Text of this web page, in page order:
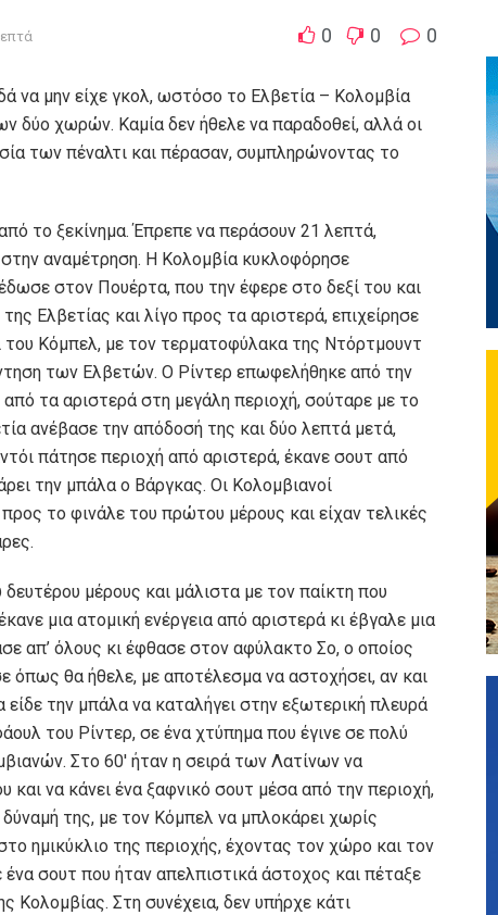
0 0 0
να μην είχε γκολ, ωστόσο το Ελβετία – Κολομβία
δύο χωρών. Καμία δεν ήθελε να παραδοθεί, αλλά οι
των πέναλτι και πέρασαν, συμπληρώνοντας το
το ξεκίνημα. Έπρεπε να περάσουν 21 λεπτά,
στην αναμέτρηση. Η Κολομβία κυκλοφόρησε
στον Πουέρτα, που την έφερε στο δεξί του και
Ελβετίας και λίγο προς τα αριστερά, επιχείρησε
του Κόμπελ, με τον τερματοφύλακα της Ντόρτμουντ
των Ελβετών. Ο Ρίντερ επωφελήθηκε από την
τα αριστερά στη μεγάλη περιοχή, σούταρε με το
ανέβασε την απόδοσή της και δύο λεπτά μετά,
πάτησε περιοχή από αριστερά, έκανε σουτ από
την μπάλα ο Βάργκας. Οι Κολομβιανοί
το φινάλε του πρώτου μέρους και είχαν τελικές
δευτέρου μέρους και μάλιστα με τον παίκτη που
μια ατομική ενέργεια από αριστερά κι έβγαλε μια
απ’ όλους κι έφθασε στον αφύλακτο Σο, ο οποίος
όπως θα ήθελε, με αποτέλεσμα να αστοχήσει, αν και
την μπάλα να καταλήγει στην εξωτερική πλευρά
του Ρίντερ, σε ένα χτύπημα που έγινε σε πολύ
Στο 60′ ήταν η σειρά των Λατίνων να
και να κάνει ένα ξαφνικό σουτ μέσα από την περιοχή,
της, με τον Κόμπελ να μπλοκάρει χωρίς
ημικύκλιο της περιοχής, έχοντας τον χώρο και τον
σουτ που ήταν απελπιστικά άστοχος και πέταξε
Κολομβίας. Στη συνέχεια, δεν υπήρχε κάτι